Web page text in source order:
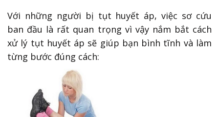
Với những người bị tụt huyết áp, việc sơ cứu
ban đầu là rất quan trọng vì vậy nắm bắt cách
xử lý tụt huyết áp sẽ giúp bạn bình tĩnh và làm
từng bước đúng cách: